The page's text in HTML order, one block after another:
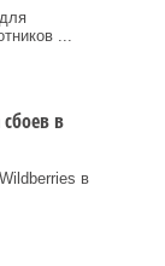
...
в
в